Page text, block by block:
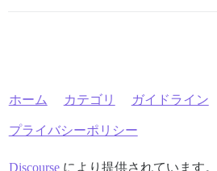
ホーム カテゴリ ガイドライン
プライバシーポリシー
Discourseにより提供されています